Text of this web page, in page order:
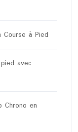
Course à Pied
avec
Chrono en